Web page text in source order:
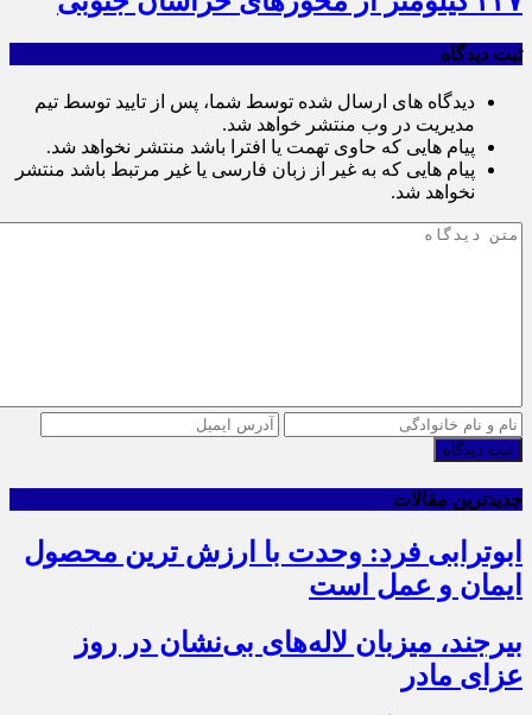
ثبت دیدگاه
دیدگاه های ارسال شده توسط شما، پس از تایید توسط تیم
مدیریت در وب منتشر خواهد شد.
پیام هایی که حاوی تهمت یا افترا باشد منتشر نخواهد شد.
پیام هایی که به غیر از زبان فارسی یا غیر مرتبط باشد منتشر
نخواهد شد.
ثبت دیدگاه
جدیدترین مقالات
ابوترابی فرد: وحدت با ارزش ترین محصول
ایمان و عمل است
بیرجند، میزبان لاله‌های بی‌نشان در روز
عزای مادر